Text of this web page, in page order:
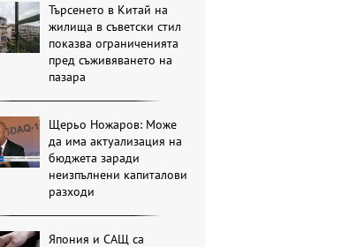
Търсенето в Китай на
жилища в съветски стил
показва ограниченията
пред съживяването на
пазара
Щерьо Ножаров: Може
да има актуализация на
бюджета заради
неизпълнени капиталови
разходи
Япония и САЩ са